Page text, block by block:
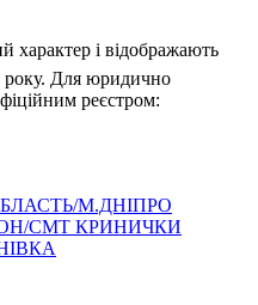
характер і відображають
року. Для юридично
реєстром:
М.ДНІПРО
СМТ КРИНИЧКИ